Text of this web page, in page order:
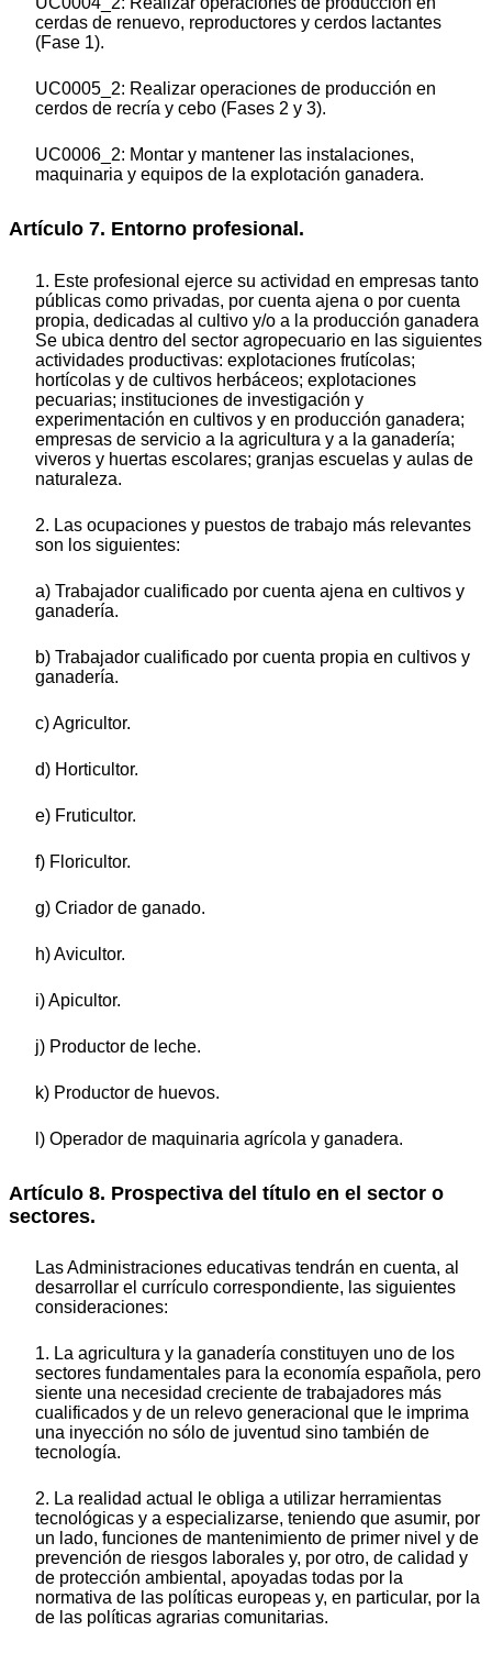
cerdas de renuevo, reproductores y cerdos lactantes
(Fase 1).
UC0005_2: Realizar operaciones de producción en
cerdos de recría y cebo (Fases 2 y 3).
UC0006_2: Montar y mantener las instalaciones,
maquinaria y equipos de la explotación ganadera.
Artículo 7. Entorno profesional.
1. Este profesional ejerce su actividad en empresas tanto
públicas como privadas, por cuenta ajena o por cuenta
propia, dedicadas al cultivo y/o a la producción ganadera
Se ubica dentro del sector agropecuario en las siguientes
actividades productivas: explotaciones frutícolas;
hortícolas y de cultivos herbáceos; explotaciones
pecuarias; instituciones de investigación y
experimentación en cultivos y en producción ganadera;
empresas de servicio a la agricultura y a la ganadería;
viveros y huertas escolares; granjas escuelas y aulas de
naturaleza.
2. Las ocupaciones y puestos de trabajo más relevantes
son los siguientes:
a) Trabajador cualificado por cuenta ajena en cultivos y
ganadería.
b) Trabajador cualificado por cuenta propia en cultivos y
ganadería.
c) Agricultor.
d) Horticultor.
e) Fruticultor.
f) Floricultor.
g) Criador de ganado.
h) Avicultor.
i) Apicultor.
j) Productor de leche.
k) Productor de huevos.
l) Operador de maquinaria agrícola y ganadera.
Artículo 8. Prospectiva del título en el sector o
sectores.
Las Administraciones educativas tendrán en cuenta, al
desarrollar el currículo correspondiente, las siguientes
consideraciones:
1. La agricultura y la ganadería constituyen uno de los
sectores fundamentales para la economía española, pero
siente una necesidad creciente de trabajadores más
cualificados y de un relevo generacional que le imprima
una inyección no sólo de juventud sino también de
tecnología.
2. La realidad actual le obliga a utilizar herramientas
tecnológicas y a especializarse, teniendo que asumir, por
un lado, funciones de mantenimiento de primer nivel y de
prevención de riesgos laborales y, por otro, de calidad y
de protección ambiental, apoyadas todas por la
normativa de las políticas europeas y, en particular, por la
de las políticas agrarias comunitarias.